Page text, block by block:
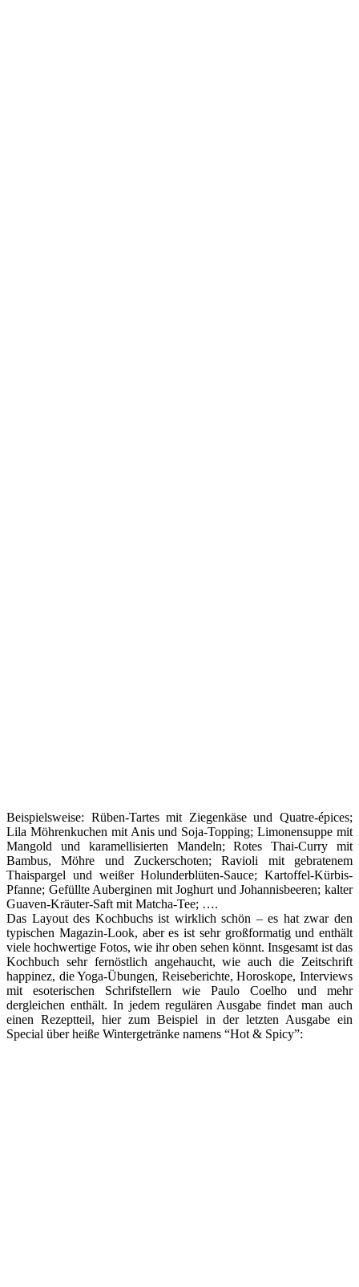
Beispielsweise: Rüben-Tartes mit Ziegenkäse und Quatre-épices;
Lila Möhrenkuchen mit Anis und Soja-Topping; Limonensuppe mit
Mangold und karamellisierten Mandeln; Rotes Thai-Curry mit
Bambus, Möhre und Zuckerschoten; Ravioli mit gebratenem
Thaispargel und weißer Holunderblüten-Sauce; Kartoffel-Kürbis-
Pfanne; Gefüllte Auberginen mit Joghurt und Johannisbeeren; kalter
Guaven-Kräuter-Saft mit Matcha-Tee; ….
Das Layout des Kochbuchs ist wirklich schön – es hat zwar den
typischen Magazin-Look, aber es ist sehr großformatig und enthält
viele hochwertige Fotos, wie ihr oben sehen könnt. Insgesamt ist das
Kochbuch sehr fernöstlich angehaucht, wie auch die Zeitschrift
happinez, die Yoga-Übungen, Reiseberichte, Horoskope, Interviews
mit esoterischen Schrifstellern wie Paulo Coelho und mehr
dergleichen enthält. In jedem regulären Ausgabe findet man auch
einen Rezeptteil, hier zum Beispiel in der letzten Ausgabe ein
Special über heiße Wintergetränke namens “Hot & Spicy”: